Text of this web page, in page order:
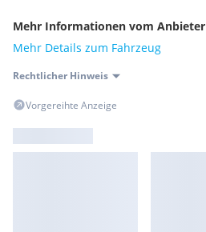
Mehr Informationen vom Anbieter
Mehr Details zum Fahrzeug
Rechtlicher Hinweis
Vorgereihte Anzeige